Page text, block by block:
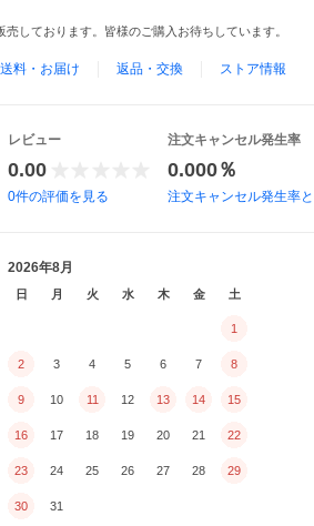
売しております。皆様のご購入お待ちしています。
送料・お届け 返品・交換 ストア情報
レビュー
0.00
0件の評価を見る
注文キャンセル発生率
0.000％
注文キャンセル発生率
2026年8月
日 月 火 水 木 金 土
1
2 3 4 5 6 7 8
9 10 11 12 13 14 15
16 17 18 19 20 21 22
23 24 25 26 27 28 29
30 31